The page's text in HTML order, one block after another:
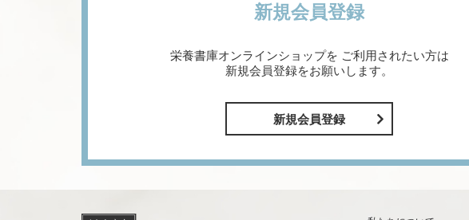
新規会員登録
栄養書庫オンラインショップを ご利用されたい方は
新規会員登録をお願いします。
新規会員登録